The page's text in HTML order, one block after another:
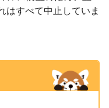
はすべて中止していま